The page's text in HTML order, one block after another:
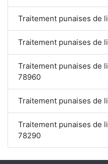
Traitement punaises de
Traitement punaises de
Traitement punaises de
78960
Traitement punaises de
Traitement punaises de
78290